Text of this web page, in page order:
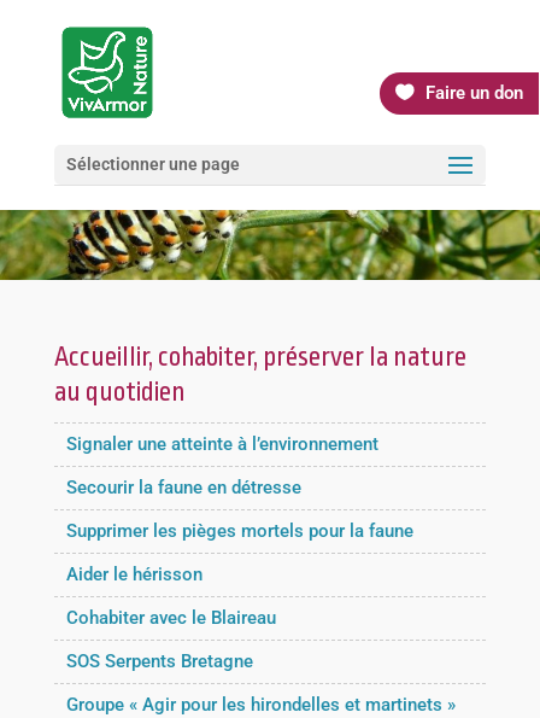
Faire un don
Sélectionner une page
Accueillir, cohabiter, préserver la nature
au quotidien
Signaler une atteinte à l’environnement
Secourir la faune en détresse
Supprimer les pièges mortels pour la faune
Aider le hérisson
Cohabiter avec le Blaireau
SOS Serpents Bretagne
Groupe « Agir pour les hirondelles et martinets »